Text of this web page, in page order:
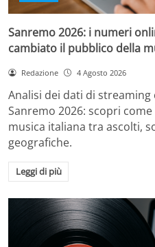
Sanremo 2026: i numeri
cambiato il pubblico della
Redazione 4 Agosto 2026
Analisi dei dati di
Sanremo 2026: scopri
musica italiana tra ascolti,
geografiche.
Leggi di più